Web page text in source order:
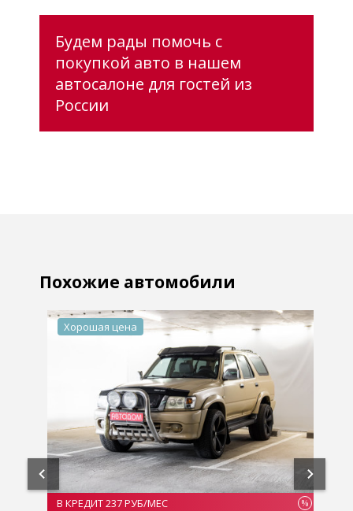
Будем рады помочь с
покупкой авто в нашем
автосалоне для гостей из
России
Похожие автомобили
Хорошая цена
В КРЕДИТ 237 РУБ/МЕС %